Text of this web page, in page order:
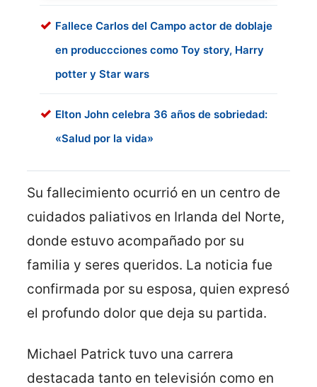
Fallece Carlos del Campo actor de doblaje
en produccciones como Toy story, Harry
potter y Star wars
Elton John celebra 36 años de sobriedad:
«Salud por la vida»
Su fallecimiento ocurrió en un centro de
cuidados paliativos en Irlanda del Norte,
donde estuvo acompañado por su
familia y seres queridos. La noticia fue
confirmada por su esposa, quien expresó
el profundo dolor que deja su partida.
Michael Patrick tuvo una carrera
destacada tanto en televisión como en